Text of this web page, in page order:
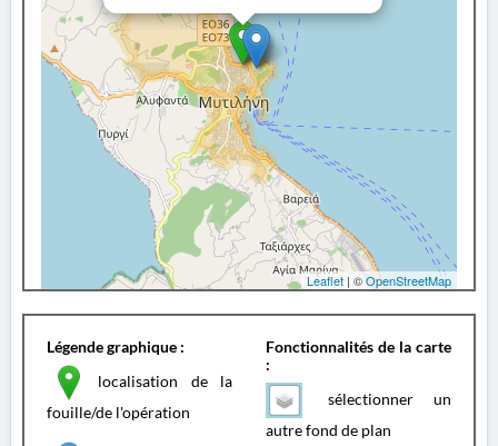
Leaflet | ©OpenStreetMap
Légende graphique :
localisation de la
fouille/de l'opération
Fonctionnalités de la carte
:
sélectionner un
autre fond de plan